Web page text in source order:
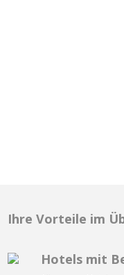
Ihre Vorteile im
Hotels mit